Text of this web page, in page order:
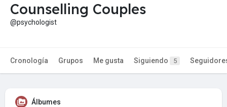
Counselling Couples
@psychologist
Cronología Grupos Me gusta Siguiendo 5
Álbumes